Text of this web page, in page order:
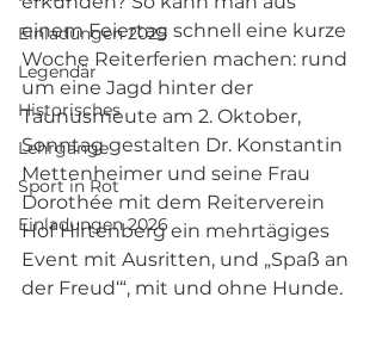
Einladungen 2025
Legendär
Historisches
Lehrgänge
Sport in Rot
Einladungen 2026
einem Feiertag schnell eine kurze
Woche Reiterferien machen: rund
um eine Jagd hinter der
Taunusmeute am 2. Oktober,
Sonntag gestalten Dr. Konstantin
Mettenheimer und seine Frau
Dorothée mit dem Reiterverein
Hof Hirtenberg ein mehrtägiges
Event mit Ausritten, und „Spaß an
der Freud‘“, mit und ohne Hunde.